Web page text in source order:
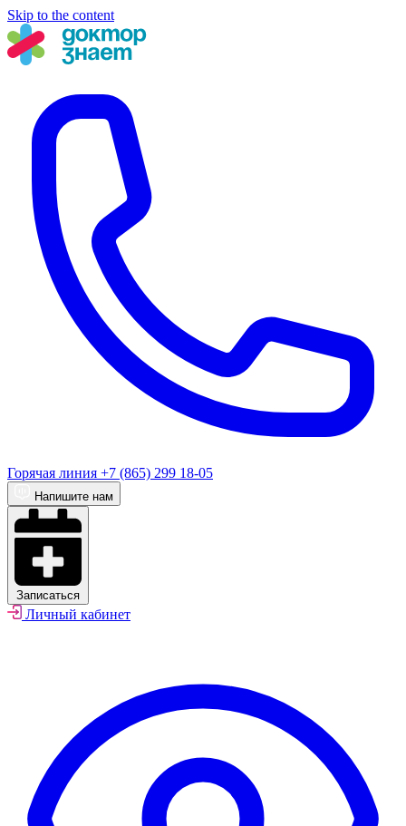
Skip to the content
Горячая линия +7 (865) 299 18-05
Напишите нам
Записаться
Личный кабинет